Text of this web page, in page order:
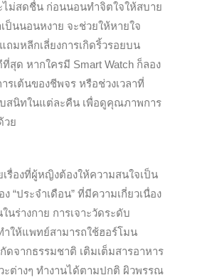
ไม่สดชื่น ก่อนนอนทำจิตใจให้สบาย
ป็นนอนหงาย จะช่วยให้หายใจ
ถมหลีกเลี่ยงการเกิดริ้วรอยบน
สุด หากใครมี Smart Watch ก็ลอง
รเต้นของชีพจร หรือช่วงเวลาที่
บสนิทในแต่ละคืน เพื่อดูคุณภาพการ
วย
รื่องที่ผู้หญิงต้องให้ความสนใจเป็น
ง “ประจำเดือน” ที่มีความเกี่ยวเนื่อง
นร่างกาย การเจาะวัดระดับ
ำให้แพทย์สามารถใช้ฮอร์โมน
จากธรรมชาติ เติมเต็มสารอาหาร
ะต่างๆ ทำงานได้ตามปกติ ผิวพรรณ